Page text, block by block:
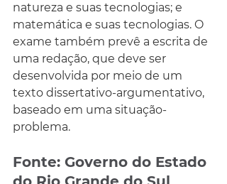
natureza e suas tecnologias; e
matemática e suas tecnologias. O
exame também prevê a escrita de
uma redação, que deve ser
desenvolvida por meio de um
texto dissertativo-argumentativo,
baseado em uma situação-
problema.
Fonte: Governo do Estado